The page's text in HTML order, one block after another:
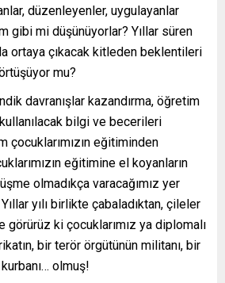
düzenleyenler, uygulayanlar
gibi mi düşünüyorlar? Yıllar süren
ortaya çıkacak kitleden beklentileri
mu?
davranışlar kazandırma, öğretim
bilgi ve becerileri
çocuklarımızın eğitiminden
eğitimine el koyanların
olmadıkça varacağımız yer
yılı birlikte çabaladıktan, çileler
ki çocuklarımız ya diplomalı
bir terör örgütünün militanı, bir
olmuş!